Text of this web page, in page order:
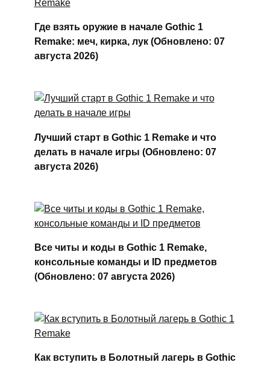
Где взять оружие в начале Gothic 1
Remake: меч, кирка, лук (Обновлено: 07
августа 2026)
Лучший старт в Gothic 1 Remake и что
делать в начале игры (Обновлено: 07
августа 2026)
Все читы и коды в Gothic 1 Remake,
консольные команды и ID предметов
(Обновлено: 07 августа 2026)
Как вступить в Болотный лагерь в Gothic